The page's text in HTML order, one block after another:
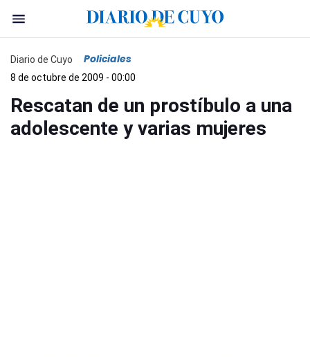
Diario de Cuyo Policiales
8 de octubre de 2009 - 00:00
Rescatan de un prostíbulo a una
adolescente y varias mujeres